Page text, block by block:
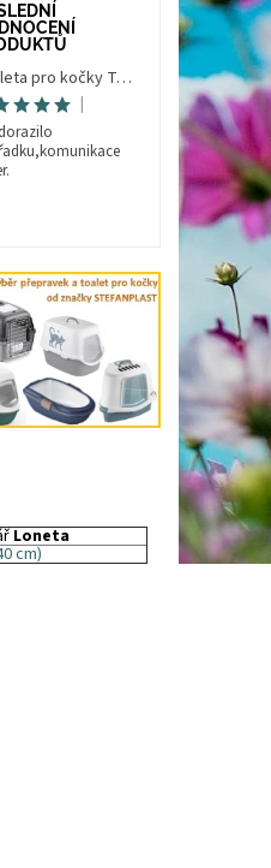
Loneta
cm)
Toaleta pro kočky Trés Chic Indoor Filter, krytá - kočičí WC s filtrem, holubí šedá/bílá
|